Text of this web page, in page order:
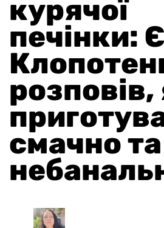
курячої
печінки:
розповів,
смачно та